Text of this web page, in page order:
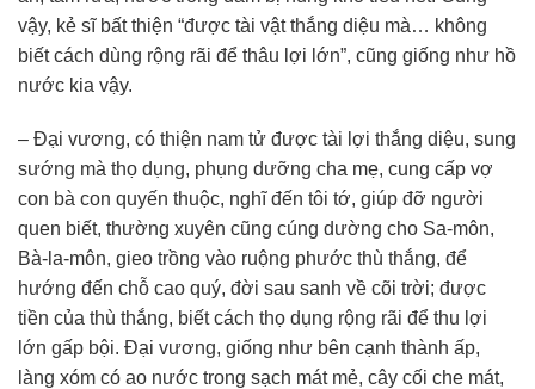
vậy, kẻ sĩ bất thiện “được tài vật thắng diệu mà… không
biết cách dùng rộng rãi để thâu lợi lớn”, cũng giống như hồ
nước kia vậy.
– Đại vương, có thiện nam tử được tài lợi thắng diệu, sung
sướng mà thọ dụng, phụng dưỡng cha mẹ, cung cấp vợ
con bà con quyến thuộc, nghĩ đến tôi tớ, giúp đỡ người
quen biết, thường xuyên cũng cúng dường cho Sa-môn,
Bà-la-môn, gieo trồng vào ruộng phước thù thắng, để
hướng đến chỗ cao quý, đời sau sanh về cõi trời; được
tiền của thù thắng, biết cách thọ dụng rộng rãi để thu lợi
lớn gấp bội. Đại vương, giống như bên cạnh thành ấp,
làng xóm có ao nước trong sạch mát mẻ, cây cối che mát,